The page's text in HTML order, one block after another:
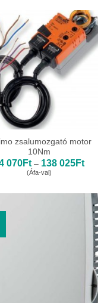
zsalumozgató motor
10Nm
070Ft – 138 025Ft
138
025Ft
(Áfa-val)